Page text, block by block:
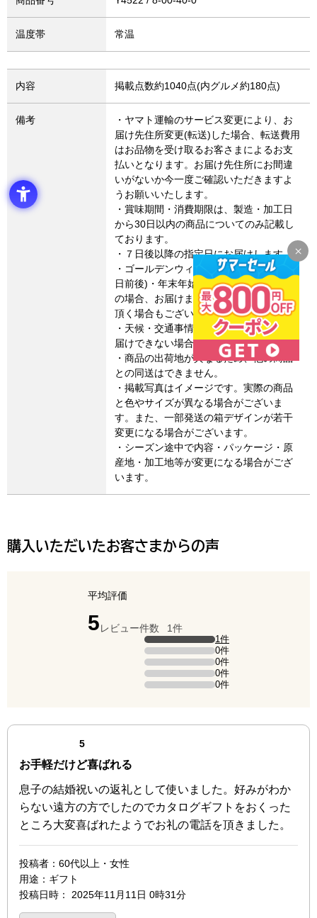
温度帯 常温
内容 掲載点数約1040点(内グルメ約180点)
備考
・ヤマト運輸のサービス変更により、お
届け先住所変更(転送)した場合、転送費用
はお品物を受け取るお客さまによるお支
払いとなります。お届け先住所にお間違
いがないか今一度ご確認いただきますよ
うお願いいたします。
・賞味期間・消費期限は、製造・加工日
から30日以内の商品についてのみ記載し
ております。
・７日後以降の指定日にお届けします。
・ゴールデンウィーク・お盆期間(8月15
日前後)・年末年始など連休に係るご注文
の場合、お届けまでに通常よりお時間を
頂く場合もございます。
・天候・交通事情によりご希望通りにお
届けできない場合があります。
・商品の出荷地が異なるため、他の商品
との同送はできません。
・掲載写真はイメージです。実際の商品
と色やサイズが異なる場合がございま
す。また、一部発送の箱デザインが若干
変更になる場合がございます。
・シーズン途中で内容・パッケージ・原
産地・加工地等が変更になる場合がござ
います。
購入いただいたお客さまからの声
平均評価
5点（5点満点中）
レビュー件数 1件
5点の評価は1件です（全体の100%）。
1件
4点の評価は0件です。 0件
3点の評価は0件です。 0件
2点の評価は0件です。 0件
1点の評価は0件です。 0件
最新の商品レビュー
5点（5点満点中）
お手軽だけど喜ばれる
息子の結婚祝いの返礼として使いました。好みがわか
らない遠方の方でしたのでカタログギフトをおくった
ところ大変喜ばれたようでお礼の電話を頂きました。
投稿者 ：60代以上・女性
用途 ：ギフト
投稿日時 ： 2025年11月11日 0時31分